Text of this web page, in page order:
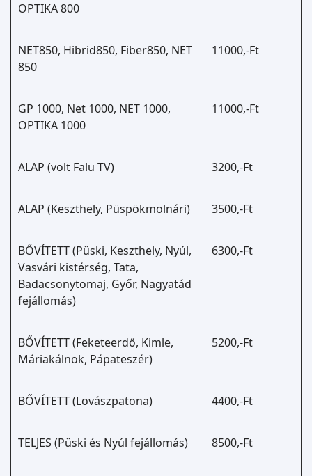
OPTIKA 800
NET850, Hibrid850, Fiber850, NET
850
11000,-Ft
GP 1000, Net 1000, NET 1000,
OPTIKA 1000
11000,-Ft
ALAP (volt Falu TV) 3200,-Ft
ALAP (Keszthely, Püspökmolnári) 3500,-Ft
BŐVÍTETT (Püski, Keszthely, Nyúl,
Vasvári kistérség, Tata,
Badacsonytomaj, Győr, Nagyatád
fejállomás)
6300,-Ft
BŐVÍTETT (Feketeerdő, Kimle,
Máriakálnok, Pápateszér)
5200,-Ft
BŐVÍTETT (Lovászpatona) 4400,-Ft
TELJES (Püski és Nyúl fejállomás) 8500,-Ft